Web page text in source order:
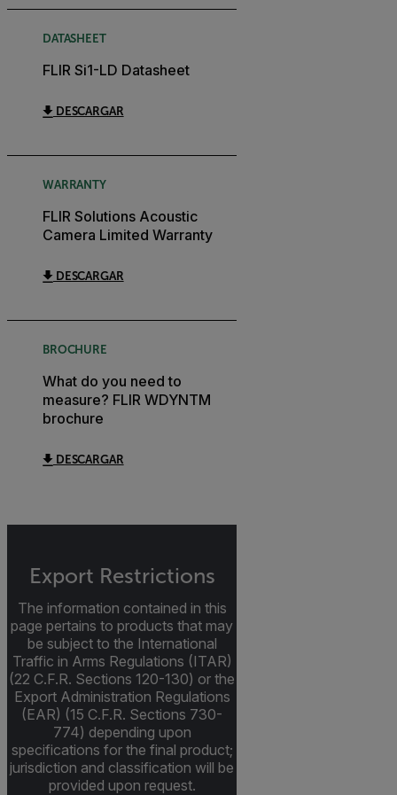
DATASHEET
FLIR Si1-LD Datasheet
DESCARGAR
WARRANTY
FLIR Solutions Acoustic
Camera Limited Warranty
DESCARGAR
BROCHURE
What do you need to
measure? FLIR WDYNTM
brochure
DESCARGAR
Export Restrictions
The information contained in this
page pertains to products that may
be subject to the International
Traffic in Arms Regulations (ITAR)
(22 C.F.R. Sections 120-130) or the
Export Administration Regulations
(EAR) (15 C.F.R. Sections 730-
774) depending upon
specifications for the final product;
jurisdiction and classification will be
provided upon request.